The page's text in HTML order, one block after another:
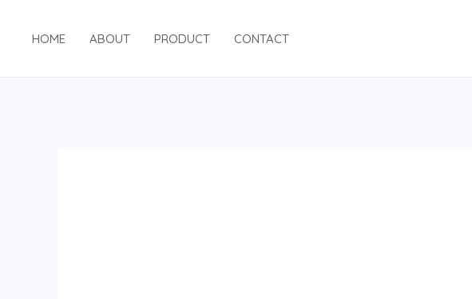
HOME ABOUT PRODUCT CONTACT